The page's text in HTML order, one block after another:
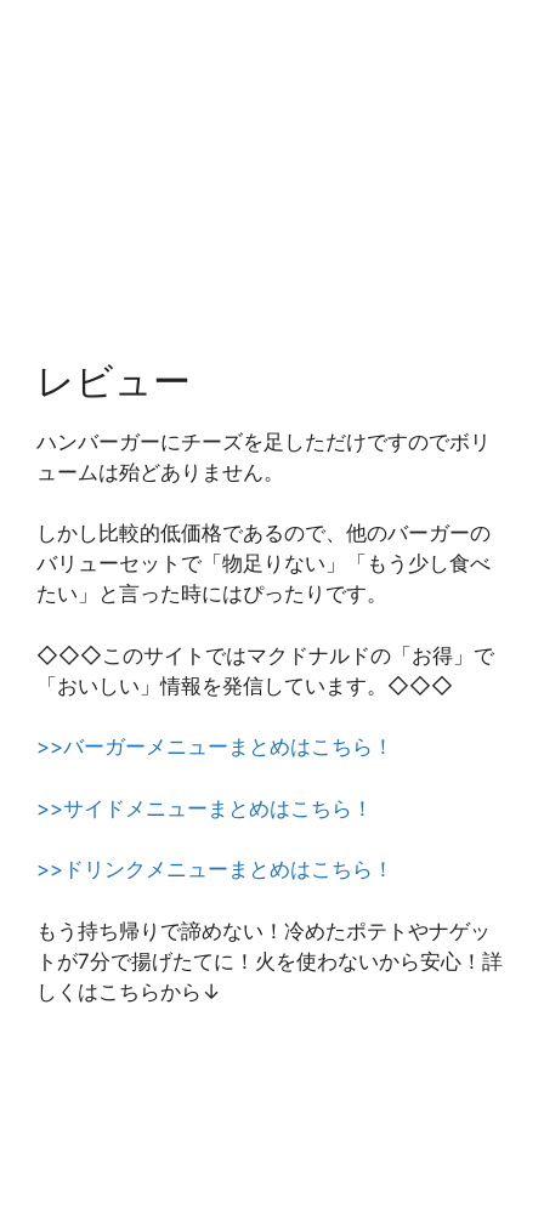
レビュー
ハンバーガーにチーズを足しただけですのでボリ
ュームは殆どありません。
しかし比較的低価格であるので、他のバーガーの
バリューセットで「物足りない」「もう少し食べ
たい」と言った時にはぴったりです。
◇◇◇このサイトではマクドナルドの「お得」で
「おいしい」情報を発信しています。◇◇◇
>>バーガーメニューまとめはこちら！
>>サイドメニューまとめはこちら！
>>ドリンクメニューまとめはこちら！
もう持ち帰りで諦めない！冷めたポテトやナゲッ
トが7分で揚げたてに！火を使わないから安心！詳
しくはこちらから↓